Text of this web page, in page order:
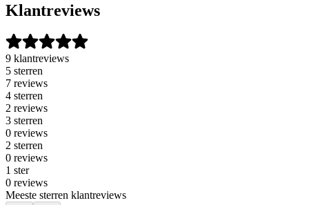
Klantreviews
9 klantreviews
5 sterren
7 reviews
4 sterren
2 reviews
3 sterren
0 reviews
2 sterren
0 reviews
1 ster
0 reviews
Meeste sterren klantreviews